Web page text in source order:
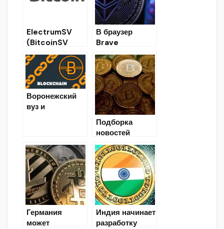
проекта
ElectrumSV
(BitcoinSV
Wallet):
Скачать для
Windows &
Linux 32/64-
bit.
В браузер
Brave
добавлен
кошелёк для
хранения
Ethereum
Воронежский
вуз и
Подборка
новостей
12.09.2019
Германия
может
Индия начинает
разработку